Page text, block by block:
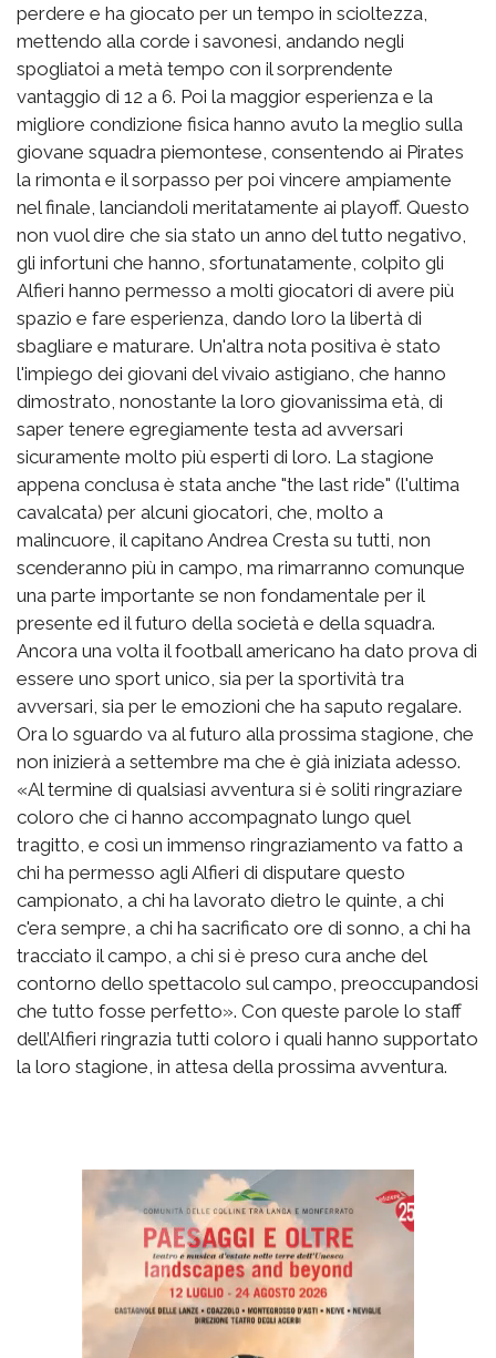
perdere e ha giocato per un tempo in scioltezza,
mettendo alla corde i savonesi, andando negli
spogliatoi a metà tempo con il sorprendente
vantaggio di 12 a 6. Poi la maggior esperienza e la
migliore condizione fisica hanno avuto la meglio sulla
giovane squadra piemontese, consentendo ai Pirates
la rimonta e il sorpasso per poi vincere ampiamente
nel finale, lanciandoli meritatamente ai playoff. Questo
non vuol dire che sia stato un anno del tutto negativo,
gli infortuni che hanno, sfortunatamente, colpito gli
Alfieri hanno permesso a molti giocatori di avere più
spazio e fare esperienza, dando loro la libertà di
sbagliare e maturare. Un'altra nota positiva è stato
l'impiego dei giovani del vivaio astigiano, che hanno
dimostrato, nonostante la loro giovanissima età, di
saper tenere egregiamente testa ad avversari
sicuramente molto più esperti di loro. La stagione
appena conclusa è stata anche "the last ride" (l'ultima
cavalcata) per alcuni giocatori, che, molto a
malincuore, il capitano Andrea Cresta su tutti, non
scenderanno più in campo, ma rimarranno comunque
una parte importante se non fondamentale per il
presente ed il futuro della società e della squadra.
Ancora una volta il football americano ha dato prova di
essere uno sport unico, sia per la sportività tra
avversari, sia per le emozioni che ha saputo regalare.
Ora lo sguardo va al futuro alla prossima stagione, che
non inizierà a settembre ma che è già iniziata adesso.
«Al termine di qualsiasi avventura si è soliti ringraziare
coloro che ci hanno accompagnato lungo quel
tragitto, e così un immenso ringraziamento va fatto a
chi ha permesso agli Alfieri di disputare questo
campionato, a chi ha lavorato dietro le quinte, a chi
c'era sempre, a chi ha sacrificato ore di sonno, a chi ha
tracciato il campo, a chi si è preso cura anche del
contorno dello spettacolo sul campo, preoccupandosi
che tutto fosse perfetto». Con queste parole lo staff
dell’Alfieri ringrazia tutti coloro i quali hanno supportato
la loro stagione, in attesa della prossima avventura.